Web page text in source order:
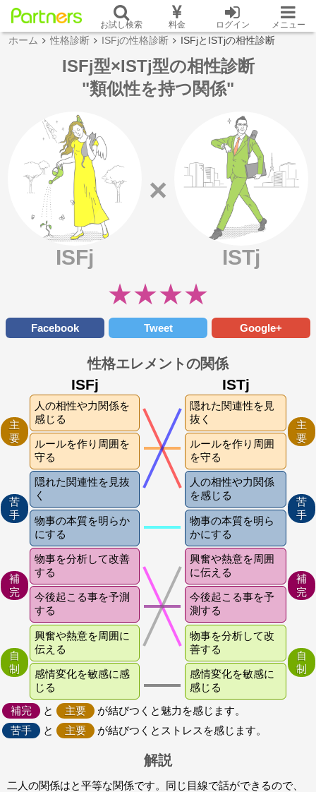
お試し検索 料金 ログイン メニュー
ホーム 性格診断 ISFjの性格診断 ISFjとISTjの相性診断
ISFj型×ISTj型の相性診断
"類似性を持つ関係"
ISFj
×
ISTj
★★★★
Facebook Tweet Google+
性格エレメントの関係
ISFj ISTj
主
要
人の相性や力関係を
感じる
隠れた関連性を見
抜く
主
要
ルールを作り周囲を
守る
ルールを作り周囲
を守る
苦
手
隠れた関連性を見抜
く
人の相性や力関係
を感じる
苦
手
物事の本質を明らか
にする
物事の本質を明ら
かにする
補
完
物事を分析して改善
する
興奮や熱意を周囲
に伝える
補
完
今後起こる事を予測
する
今後起こる事を予
測する
自
制
興奮や熱意を周囲に
伝える
物事を分析して改
善する
自
制
感情変化を敏感に感
じる
感情変化を敏感に
感じる
補完
と 主要
が結びつくと魅力を感じます。
苦手
と 主要 が結びつくとストレスを感じます。
解説
二人の関係はと平等な関係です。同じ目線で話ができるので、